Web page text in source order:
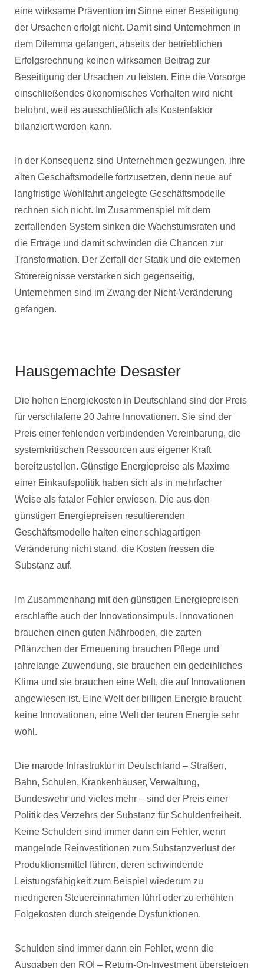
eine wirksame Prävention im Sinne einer Beseitigung
der Ursachen erfolgt nicht. Damit sind Unternehmen in
dem Dilemma gefangen, abseits der betrieblichen
Erfolgsrechnung keinen wirksamen Beitrag zur
Beseitigung der Ursachen zu leisten. Eine die Vorsorge
einschließendes ökonomisches Verhalten wird nicht
belohnt, weil es ausschließlich als Kostenfaktor
bilanziert werden kann.
In der Konsequenz sind Unternehmen gezwungen, ihre
alten Geschäftsmodelle fortzusetzen, denn neue auf
langfristige Wohlfahrt angelegte Geschäftsmodelle
rechnen sich nicht. Im Zusammenspiel mit dem
zerfallenden System sinken die Wachstumsraten und
die Erträge und damit schwinden die Chancen zur
Transformation. Der Zerfall der Statik und die externen
Störereignisse verstärken sich gegenseitig,
Unternehmen sind im Zwang der Nicht-Veränderung
gefangen.
Hausgemachte Desaster
Die hohen Energiekosten in Deutschland sind der Preis
für verschlafene 20 Jahre Innovationen. Sie sind der
Preis einer fehlenden verbindenden Vereinbarung, die
systemkritischen Ressourcen aus eigener Kraft
bereitzustellen. Günstige Energiepreise als Maxime
einer Einkaufspolitik haben sich als in mehrfacher
Weise als fataler Fehler erwiesen. Die aus den
günstigen Energiepreisen resultierenden
Geschäftsmodelle halten einer schlagartigen
Veränderung nicht stand, die Kosten fressen die
Substanz auf.
Im Zusammenhang mit den günstigen Energiepreisen
erschlaffte auch der Innovationsimpuls. Innovationen
brauchen einen guten Nährboden, die zarten
Pflänzchen der Erneuerung brauchen Pflege und
jahrelange Zuwendung, sie brauchen ein gedeihliches
Klima und sie brauchen eine Welt, die auf Innovationen
angewiesen ist. Eine Welt der billigen Energie braucht
keine Innovationen, eine Welt der teuren Energie sehr
wohl.
Die marode Infrastruktur in Deutschland – Straßen,
Bahn, Schulen, Krankenhäuser, Verwaltung,
Bundeswehr und vieles mehr – sind der Preis einer
Politik des Verzehrs der Substanz für Schuldenfreiheit.
Keine Schulden sind immer dann ein Fehler, wenn
mangelnde Reinvestitionen zum Substanzverlust der
Produktionsmittel führen, deren schwindende
Leistungsfähigkeit zum Beispiel wiederum zu
niedrigeren Steuereinnahmen führt oder zu erhöhten
Folgekosten durch steigende Dysfunktionen.
Schulden sind immer dann ein Fehler, wenn die
Ausgaben den ROI – Return-On-Investment übersteigen